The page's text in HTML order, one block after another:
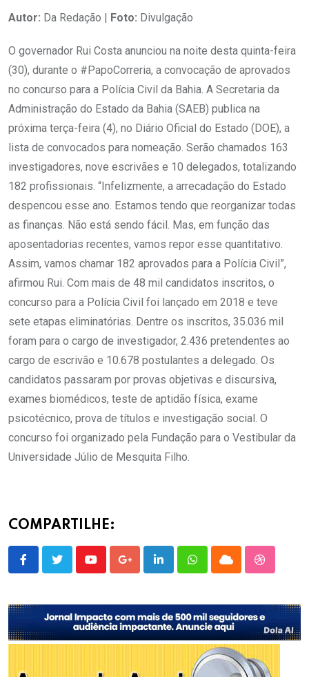
Autor: Da Redação | Foto: Divulgação
O governador Rui Costa anunciou na noite desta quinta-feira
(30), durante o #PapoCorreria, a convocação de aprovados
no concurso para a Polícia Civil da Bahia. A Secretaria da
Administração do Estado da Bahia (SAEB) publica na
próxima terça-feira (4), no Diário Oficial do Estado (DOE), a
lista de convocados para nomeação. Serão chamados 163
investigadores, nove escrivães e 10 delegados, totalizando
182 profissionais. “Infelizmente, a arrecadação do Estado
despencou esse ano. Estamos tendo que reorganizar todas
as finanças. Não está sendo fácil. Mas, em função das
aposentadorias recentes, vamos repor esse quantitativo.
Assim, vamos chamar 182 aprovados para a Polícia Civil”,
afirmou Rui. Com mais de 48 mil candidatos inscritos, o
concurso para a Polícia Civil foi lançado em 2018 e teve
sete etapas eliminatórias. Dentre os inscritos, 35.036 mil
foram para o cargo de investigador, 2.436 pretendentes ao
cargo de escrivão e 10.678 postulantes a delegado. Os
candidatos passaram por provas objetivas e discursiva,
exames biomédicos, teste de aptidão física, exame
psicotécnico, prova de títulos e investigação social. O
concurso foi organizado pela Fundação para o Vestibular da
Universidade Júlio de Mesquita Filho.
COMPARTILHE: